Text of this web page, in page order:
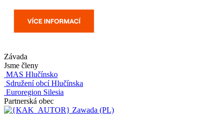
Závada
Jsme členy
MAS Hlučínsko
Sdružení obcí Hlučínska
Euroregion Silesia
Partnerská obec
Zawada (PL)